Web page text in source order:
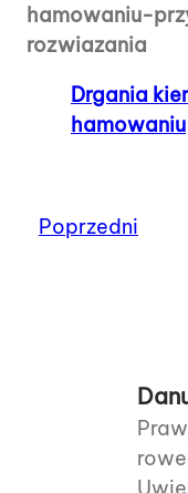
hamowaniu-
rozwiazania
Drgania
hamowaniu
Poprzedni